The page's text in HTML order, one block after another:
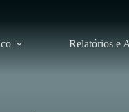
Relatórios e